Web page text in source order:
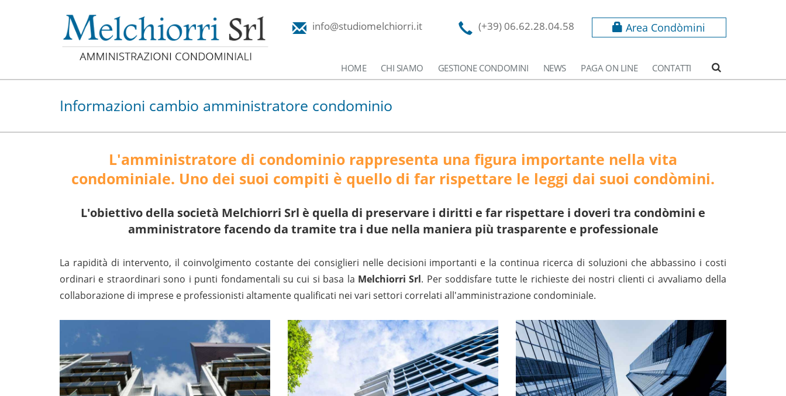
info@studiomelchiorri.it (+39) 06.62.28.04.58 Area Condòmini
HOME CHI SIAMO GESTIONE CONDOMINI NEWS PAGA ON LINE CONTATTI
Informazioni cambio amministratore condominio
L'amministratore di condominio rappresenta una figura importante nella vita
condominiale. Uno dei suoi compiti è quello di far rispettare le leggi dai suoi condòmini.
L'obiettivo della società Melchiorri Srl è quella di preservare i diritti e far rispettare i doveri tra condòmini e
amministratore facendo da tramite tra i due nella maniera più trasparente e professionale
La rapidità di intervento, il coinvolgimento costante dei consiglieri nelle decisioni importanti e la continua ricerca di soluzioni che abbassino i costi
ordinari e straordinari sono i punti fondamentali su cui si basa la Melchiorri Srl. Per soddisfare tutte le richieste dei nostri clienti ci avvaliamo della
collaborazione di imprese e professionisti altamente qualificati nei vari settori correlati all'amministrazione condominiale.